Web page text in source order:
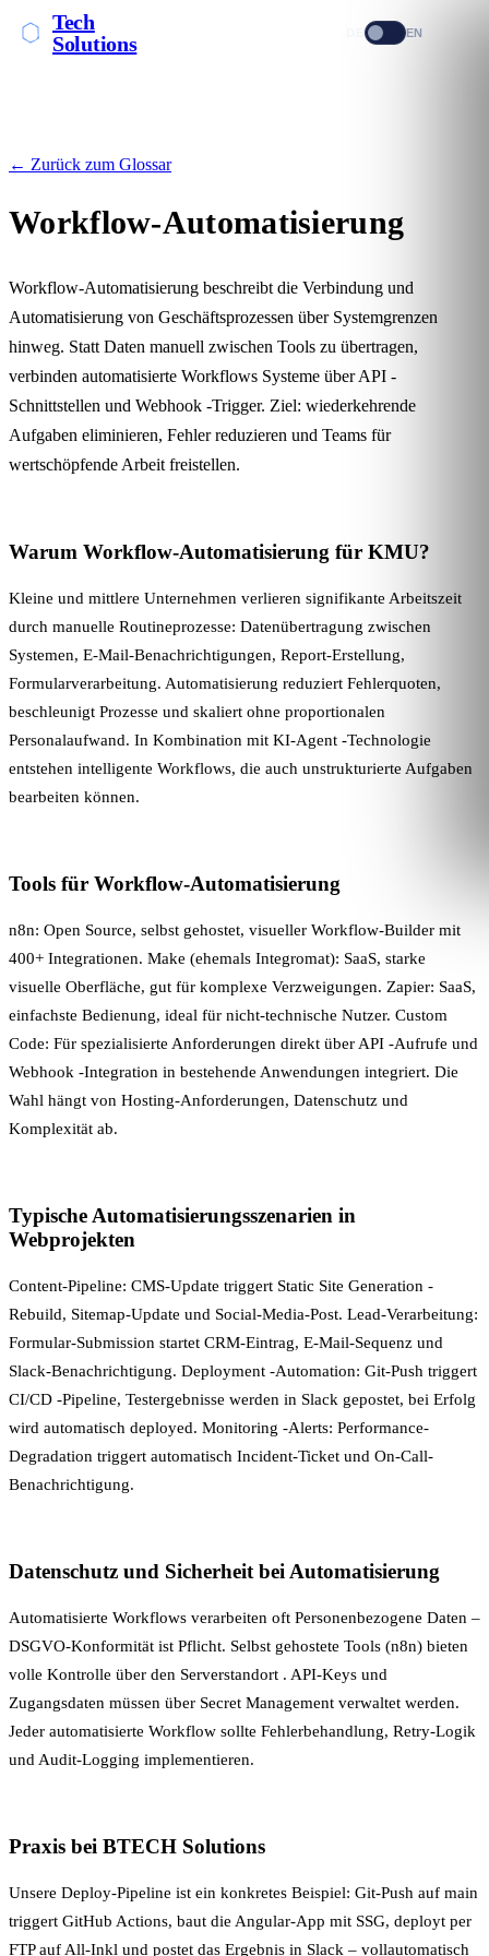
Tech
Solutions
EN
← Zurück zum Glossar
Workflow-Automatisierung
Workflow-Automatisierung beschreibt die Verbindung und
Automatisierung von Geschäftsprozessen über Systemgrenzen
hinweg. Statt Daten manuell zwischen Tools zu übertragen,
verbinden automatisierte Workflows Systeme überAPI -
Schnittstellen und Webhook -Trigger. Ziel: wiederkehrende
Aufgaben eliminieren, Fehler reduzieren und Teams für
wertschöpfende Arbeit freistellen.
Warum Workflow-Automatisierung für KMU?
Kleine und mittlere Unternehmen verlieren signifikante Arbeitszeit
durch manuelle Routineprozesse: Datenübertragung zwischen
Systemen, E-Mail-Benachrichtigungen, Report-Erstellung,
Formularverarbeitung. Automatisierung reduziert Fehlerquoten,
beschleunigt Prozesse und skaliert ohne proportionalen
Personalaufwand. In Kombination mit KI-Agent -Technologie
entstehen intelligente Workflows, die auch unstrukturierte Aufgaben
bearbeiten können.
Tools für Workflow-Automatisierung
n8n: Open Source, selbst gehostet, visueller Workflow-Builder mit
400+ Integrationen. Make (ehemals Integromat): SaaS, starke
visuelle Oberfläche, gut für komplexe Verzweigungen. Zapier: SaaS,
einfachste Bedienung, ideal für nicht-technische Nutzer. Custom
Code: Für spezialisierte Anforderungen direkt über API -Aufrufe und
Webhook -Integration in bestehende Anwendungen integriert. Die
Wahl hängt von Hosting-Anforderungen, Datenschutz und
Komplexität ab.
Typische Automatisierungsszenarien in
Webprojekten
Content-Pipeline: CMS-Update triggert Static Site Generation -
Rebuild, Sitemap-Update und Social-Media-Post. Lead-Verarbeitung:
Formular-Submission startet CRM-Eintrag, E-Mail-Sequenz und
Slack-Benachrichtigung. Deployment -Automation: Git-Push triggert
CI/CD -Pipeline, Testergebnisse werden in Slack gepostet, bei Erfolg
wird automatisch deployed. Monitoring -Alerts: Performance-
Degradation triggert automatisch Incident-Ticket und On-Call-
Benachrichtigung.
Datenschutz und Sicherheit bei Automatisierung
Automatisierte Workflows verarbeiten oft Personenbezogene Daten –
DSGVO-Konformität ist Pflicht. Selbst gehostete Tools (n8n) bieten
volle Kontrolle über den Serverstandort . API-Keys und
Zugangsdaten müssen über Secret Management verwaltet werden.
Jeder automatisierte Workflow sollte Fehlerbehandlung, Retry-Logik
und Audit-Logging implementieren.
Praxis bei BTECH Solutions
Unsere Deploy-Pipeline ist ein konkretes Beispiel: Git-Push auf main
triggert GitHub Actions, baut die Angular-App mit SSG, deployt per
FTP auf All-Inkl und postet das Ergebnis in Slack – vollautomatisch